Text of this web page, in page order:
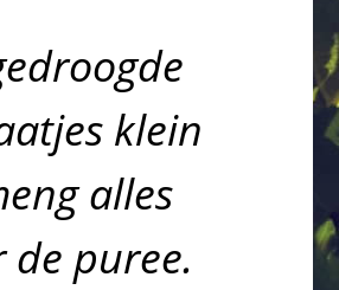
klein
alles
de puree.